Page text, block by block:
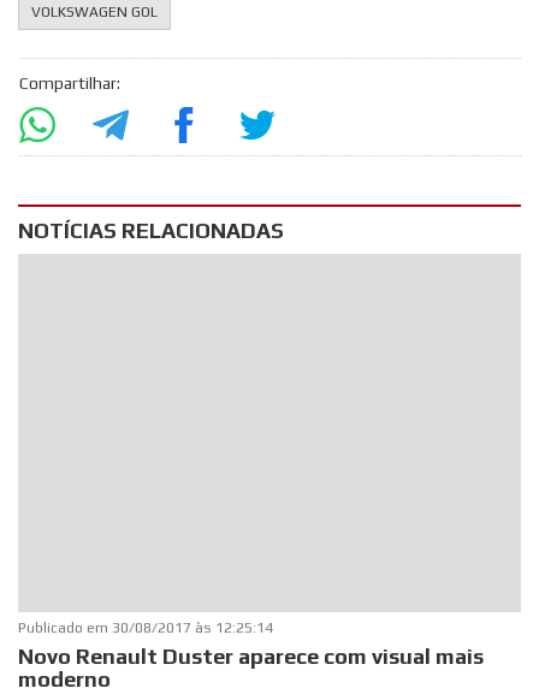
VOLKSWAGEN GOL
Compartilhar:
NOTÍCIAS RELACIONADAS
Publicado em 30/08/2017 às 12:25:14
Novo Renault Duster aparece com visual mais
moderno